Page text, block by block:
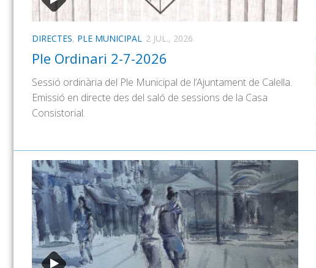
DIRECTES, PLE MUNICIPAL 2 JUL., 2026
Ple Ordinari 2-7-2026
Sessió ordinària del Ple Municipal de l’Ajuntament de Calella.
Emissió en directe des del saló de sessions de la Casa
Consistorial.